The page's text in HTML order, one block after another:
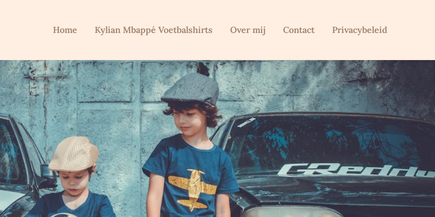
Home Kylian Mbappé Voetbalshirts Over mij Contact Privacybeleid